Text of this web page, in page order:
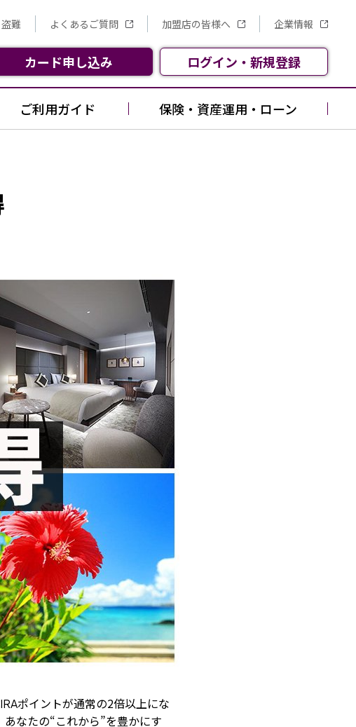
難 よくあるご質問 加盟店の皆様へ 企業情報
カード申し込み ログイン ・ 新規登録
ご利用ガイド 保険・資産運用・ローン
ポイントが通常の2倍以上にな
なたの“これから”を豊かにす